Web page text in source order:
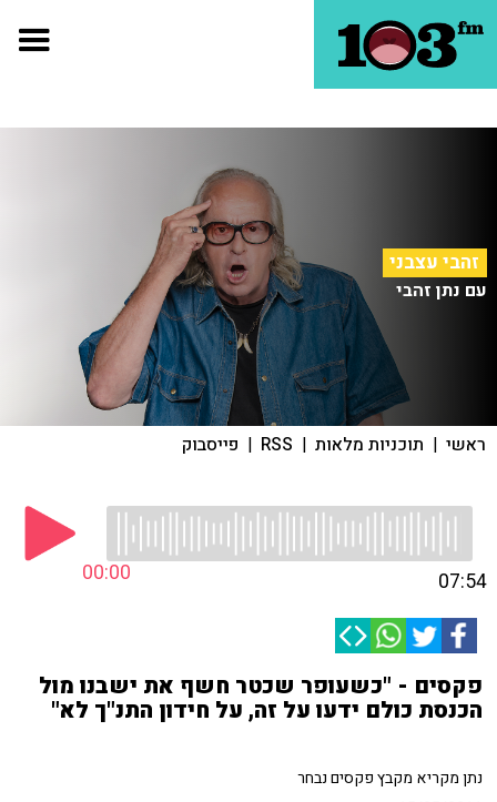
זהבי עצבני
עם נתן זהבי
ראשי | תוכניות מלאות |
RSS
| פייסבוק
00:00 07:54
פקסים - "כשעופר שכטר חשף את ישבנו מול
הכנסת כולם ידעו על זה, על חידון התנ"ך לא"
נתן מקריא מקבץ פקסים נבחר